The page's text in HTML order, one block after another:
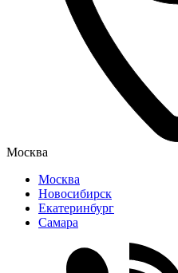
Москва
Москва
Новосибирск
Екатеринбург
Самара